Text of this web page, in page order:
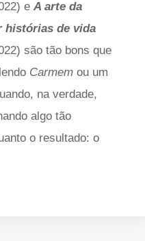
e A arte da
histórias de vida
são tão bons que
Carmem ou um
na verdade,
algo tão
o resultado: o